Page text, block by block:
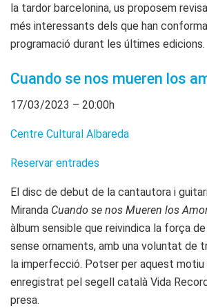
la tardor barcelonina, us proposem
més interessants dels que han
programació durant les últimes edicions.
Cuando se nos mueren los
17/03/2023 – 20:00h
Centre Cultural Albareda
Reservar entrades
El disc de debut de la cantautora i
Miranda Cuando se nos Mueren los
àlbum sensible que reivindica la força
sense ornaments, amb una voluntat de
la imperfecció. Potser per aquest motiu
enregistrat pel segell català Vida
presa.